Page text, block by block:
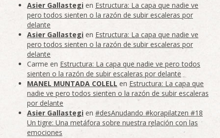
Asier Gallastegi en Estructura: La capa que nadie ve
pero todos sienten o la razón de subir escaleras por
delante
Asier Gallastegi en Estructura: La capa que nadie ve
pero todos sienten o la razón de subir escaleras por
delante
Carme en Estructura: La capa que nadie ve pero todos
sienten o la razón de subir escaleras por delante
MANEL MUNTADA COLELL en Estructura: La capa que
nadie ve pero todos sienten o la razón de subir escaleras
por delante
Asier Gallastegi en #desAnudando #korapilatzen #18
Un tigre: Una metáfora sobre nuestra relación con las
emociones